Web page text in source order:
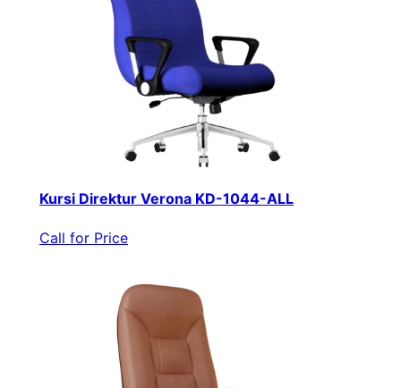
Kursi Direktur Verona KD-1044-ALL
Call for Price